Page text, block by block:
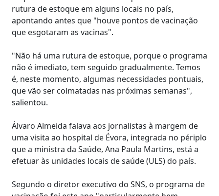
rutura de estoque em alguns locais no país,
apontando antes que "houve pontos de vacinação
que esgotaram as vacinas".
"Não há uma rutura de estoque, porque o programa
não é imediato, tem seguido gradualmente. Temos
é, neste momento, algumas necessidades pontuais,
que vão ser colmatadas nas próximas semanas",
salientou.
Álvaro Almeida falava aos jornalistas à margem de
uma visita ao hospital de Évora, integrada no périplo
que a ministra da Saúde, Ana Paula Martins, está a
efetuar às unidades locais de saúde (ULS) do país.
Segundo o diretor executivo do SNS, o programa de